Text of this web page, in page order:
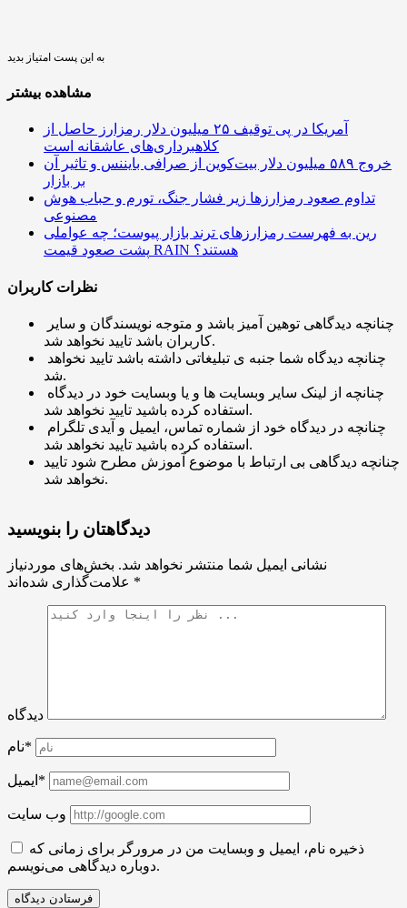
به این پست امتیاز بدید
مشاهده بیشتر
آمریکا در پی توقیف ۲۵ میلیون دلار رمزارز حاصل از
کلاهبرداری‌های عاشقانه است
خروج ۵۸۹ میلیون دلار بیت‌کوین از صرافی بایننس و تاثیر آن
بر بازار
تداوم صعود رمزارزها زیر فشار جنگ، تورم و حباب هوش
مصنوعی
رین به فهرست رمزارزهای ترند بازار پیوست؛ چه عواملی
پشت صعود قیمت RAIN هستند؟
نظرات کاربران
کاربران باشد تایید نخواهد شد.
شد.
استفاده کرده باشید تایید نخواهد شد.
استفاده کرده باشید تایید نخواهد شد.
چنانچه دیدگاهی بی ارتباط با موضوع آموزش مطرح شود تایید
نخواهد شد.
دیدگاهتان را بنویسید
نشانی ایمیل شما منتشر نخواهد شد. بخش‌های موردنیاز
*
دیدگاه
نام*
ایمیل*
وب سایت
ذخیره نام، ایمیل و وبسایت من در مرورگر برای زمانی که
دوباره دیدگاهی می‌نویسم.